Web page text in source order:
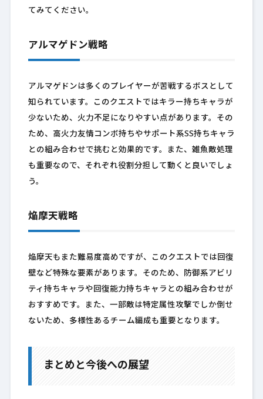
てみてください。
アルマゲドン戦略
アルマゲドンは多くのプレイヤーが苦戦するボスとして
知られています。このクエストではキラー持ちキャラが
少ないため、火力不足になりやすい点があります。その
ため、高火力友情コンボ持ちやサポート系SS持ちキャラ
との組み合わせで挑むと効果的です。また、雑魚敵処理
も重要なので、それぞれ役割分担して動くと良いでしょ
う。
焔摩天戦略
焔摩天もまた難易度高めですが、このクエストでは回復
壁など特殊な要素があります。そのため、防御系アビリ
ティ持ちキャラや回復能力持ちキャラとの組み合わせが
おすすめです。また、一部敵は特定属性攻撃でしか倒せ
ないため、多様性あるチーム編成も重要となります。
まとめと今後への展望